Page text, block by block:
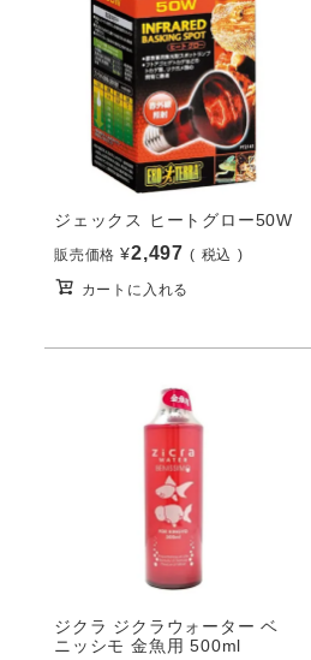
ジェックス ヒートグロー50W
販売価格 ¥2,497 税込
カートに入れる
ジクラ ジクラウォーター ベ
ニッシモ 金魚用 500ml